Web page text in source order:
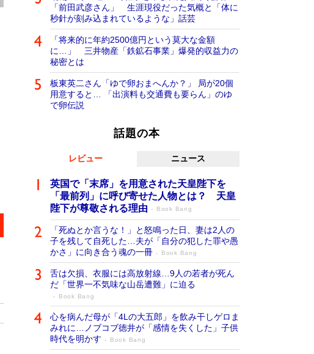
「前田武彦さん」 生涯現役だった気概と「体に
秒針が刻み込まれているような」話芸
「将来的に年約2500億円という莫大な金額
に…」 三井物産「鉄鉱石事業」爆発的収益力の
秘密とは
板東英二さん「ゆで卵おまへんか？」 局が20個
用意すると… 「出演料も交通費も要らん」のゆ
で卵伝説
話題の本
レビュー ニュース
英国で「末席」を用意された天皇陛下を
「最前列」に呼び寄せた人物とは？ 天皇
陛下が尊敬される理由
Book Bang
「死ぬとか言うな！」と怒鳴った日、妻は2人の
子を残して自死した…夫が「自分の犯した罪や愚
かさ」に向き合う魂の一冊
Book Bang
舌は欠損、衣服には高放射線…9人の若者が死ん
だ「世界一不気味な山岳遭難」に迫る
Book Bang
心を病んだ母が「4Lの大五郎」を飲み干しゲロま
みれに…ノブコブ徳井が「感情を失くした」子供
時代を明かす
Book Bang